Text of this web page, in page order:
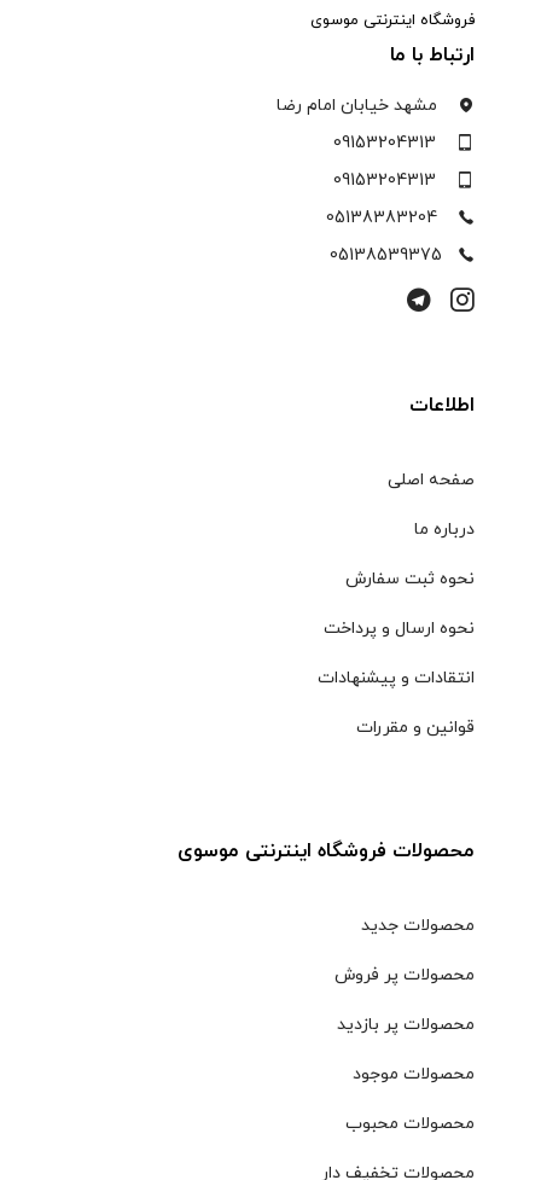
فروشگاه اینترنتی موسوی
ارتباط با ما
مشهد خیابان امام رضا
09153204313
09153204313
05138383204
05138539375
اطلاعات
صفحه اصلی
درباره ما
نحوه ثبت سفارش
نحوه ارسال و پرداخت
انتقادات و پیشنهادات
قوانین و مقررات
محصولات فروشگاه اینترنتی موسوی
محصولات جدید
محصولات پر فروش
محصولات پر بازدید
محصولات موجود
محصولات محبوب
محصولات تخفیف دار